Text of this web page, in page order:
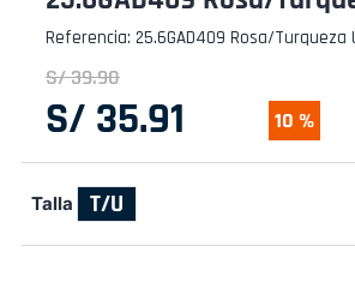
Referencia: 25.6GAD409 Rosa/Turqueza
S/39.90
S/ 35.91 10 %
Talla T/U